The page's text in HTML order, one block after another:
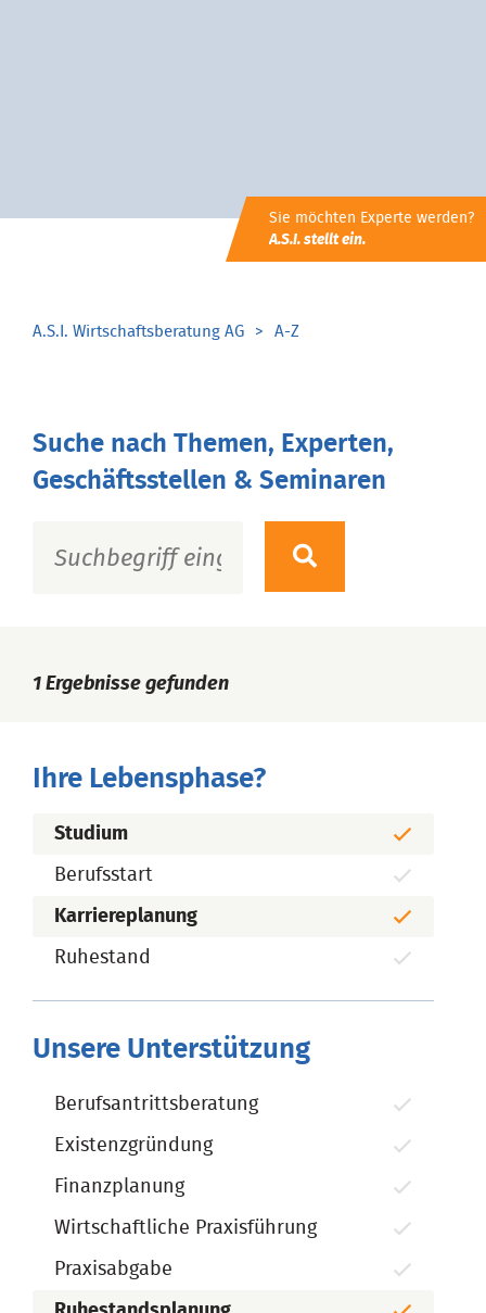
Sie möchten Experte werden?
A.S.I. stellt ein.
A.S.I. Wirtschaftsberatung AG A-Z
Suche nach Themen, Experten,
Geschäftsstellen & Seminaren
1 Ergebnisse gefunden
Ihre Lebensphase?
Studium
Berufsstart
Karriereplanung
Ruhestand
Unsere Unterstützung
Berufsantrittsberatung
Existenzgründung
Finanzplanung
Wirtschaftliche Praxisführung
Praxisabgabe